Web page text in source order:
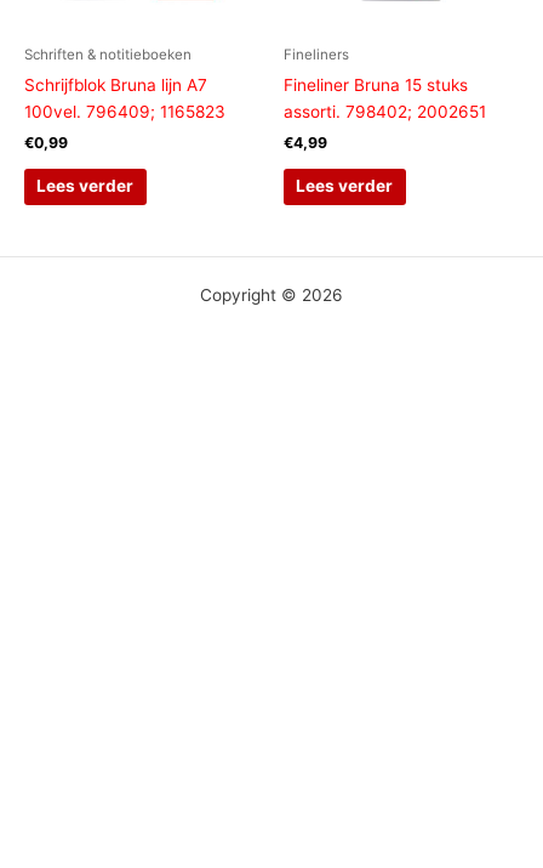
Schriften & notitieboeken
Schrijfblok Bruna lijn A7
100vel. 796409; 1165823
€0,99
Lees verder
Fineliners
Fineliner Bruna 15 stuks
assorti. 798402; 2002651
€4,99
Lees verder
Copyright © 2026